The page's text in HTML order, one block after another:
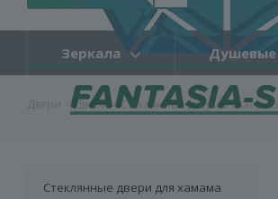
Зеркала Душевые
Двери - Стеклянные двери в спальню
Стеклянные двери для хамама